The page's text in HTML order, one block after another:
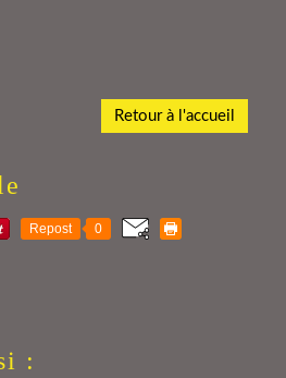
Retour à l'accueil
Repost 0
: